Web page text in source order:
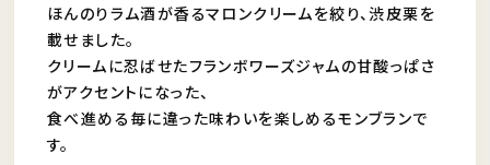
ほんのりラム酒が香るマロンクリームを絞り、渋皮栗を
載せました。
クリームに忍ばせたフランボワーズジャムの甘酸っぱさ
がアクセントになった、
食べ進める毎に違った味わいを楽しめるモンブランで
す。